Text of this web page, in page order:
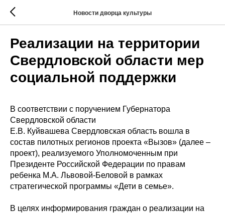
Новости дворца культуры
Реализации на территории
Свердловской области мер
социальной поддержки
В соответствии с поручением Губернатора
Свердловской области
Е.В. Куйвашева Свердловская область вошла в
состав пилотных регионов проекта «Вызов» (далее –
проект), реализуемого Уполномоченным при
Президенте Российской Федерации по правам
ребенка М.А. Львовой-Беловой в рамках
стратегической программы «Дети в семье».
В целях информирования граждан о реализации на